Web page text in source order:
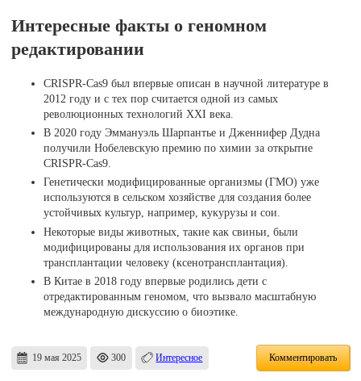
Интересные факты о геномном
редактировании
CRISPR-Cas9 был впервые описан в научной литературе в
2012 году и с тех пор считается одной из самых
революционных технологий XXI века.
В 2020 году Эммануэль Шарпантье и Дженнифер Дудна
получили Нобелевскую премию по химии за открытие
CRISPR-Cas9.
Генетически модифицированные организмы (ГМО) уже
используются в сельском хозяйстве для создания более
устойчивых культур, например, кукурузы и сои.
Некоторые виды животных, такие как свиньи, были
модифицированы для использования их органов при
трансплантации человеку (ксенотрансплантация).
В Китае в 2018 году впервые родились дети с
отредактированным геномом, что вызвало масштабную
международную дискуссию о биоэтике.
19 мая 2025 300 Интересное Комментировать